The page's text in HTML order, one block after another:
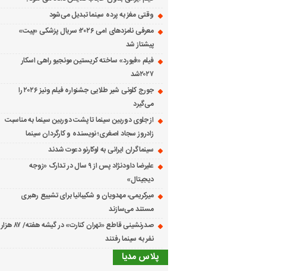
وقتی مغز به پرده سینما تبدیل می‌شود
معرفی نامزدهای امی ۲۰۲۶؛ سریال پزشکی «پیت»
پیشتاز شد
فیلم «فیورد» ساخته کریستین مونجیو راهی اسکار
۲۰۲۷شد
جورج کلونی شیر طلایی جشنواره فیلم ونیز ۲۰۲۶ را
می‌گیرد
از جلوی دوربین سینما تا پشت دوربین سینما به مناسبت
زادروز سجاد اصغری؛ نویسنده و کارگردان سینما
سینماگران ایرانی به لوکارنو دعوت شدند
علیرضا داودنژاد پس از ۹ سال در تدارک «زوجه
دیجیتال»
میرکریمی، مهدویان و شکیبانیا برای تشییع رهبری
مستند می‌سازند
صدرنشینی قاطع «تهران کنارت» در گیشه هفته/ ۸۷ هزار
نفر به سینما رفتند
پلاس مدیا